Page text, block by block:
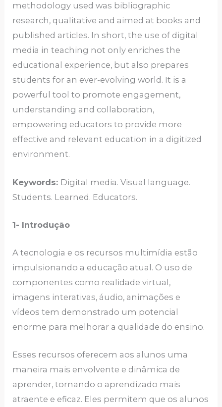
methodology used was bibliographic
research, qualitative and aimed at books and
published articles. In short, the use of digital
media in teaching not only enriches the
educational experience, but also prepares
students for an ever-evolving world. It is a
powerful tool to promote engagement,
understanding and collaboration,
empowering educators to provide more
effective and relevant education in a digitized
environment.
Keywords: Digital media. Visual language.
Students. Learned. Educators.
1- Introdução
A tecnologia e os recursos multimídia estão
impulsionando a educação atual. O uso de
componentes como realidade virtual,
imagens interativas, áudio, animações e
vídeos tem demonstrado um potencial
enorme para melhorar a qualidade do ensino.
Esses recursos oferecem aos alunos uma
maneira mais envolvente e dinâmica de
aprender, tornando o aprendizado mais
atraente e eficaz. Eles permitem que os alunos